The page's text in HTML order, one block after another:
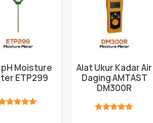
Moisture
ETP299
Alat Ukur Kadar Air
Daging AMTAST
DM300R